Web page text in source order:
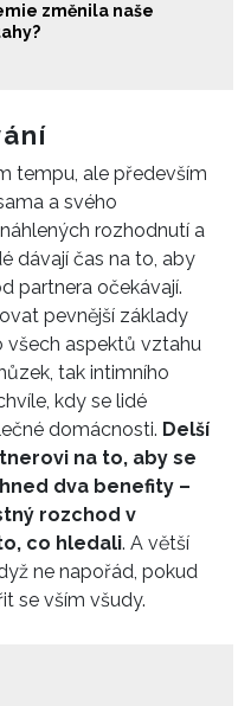
změnila naše
tempu, ale především
a svého
rozhodnutí a
dávají čas na to, aby
partnera očekávají.
pevnější základy
všech aspektů vztahu
tak intimního
kdy se lidé
domácnosti. Delší
na to, aby se
dva benefity –
rozchod v
co hledali. A větší
ne napořád, pokud
se vším všudy.